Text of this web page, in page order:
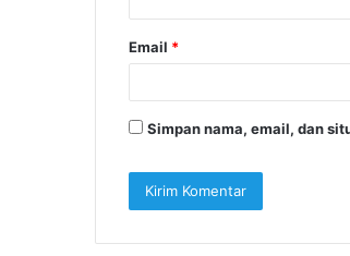
Email *
Simpan nama, email, dan